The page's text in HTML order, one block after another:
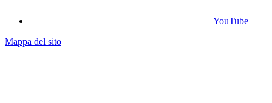
YouTube
Mappa del sito